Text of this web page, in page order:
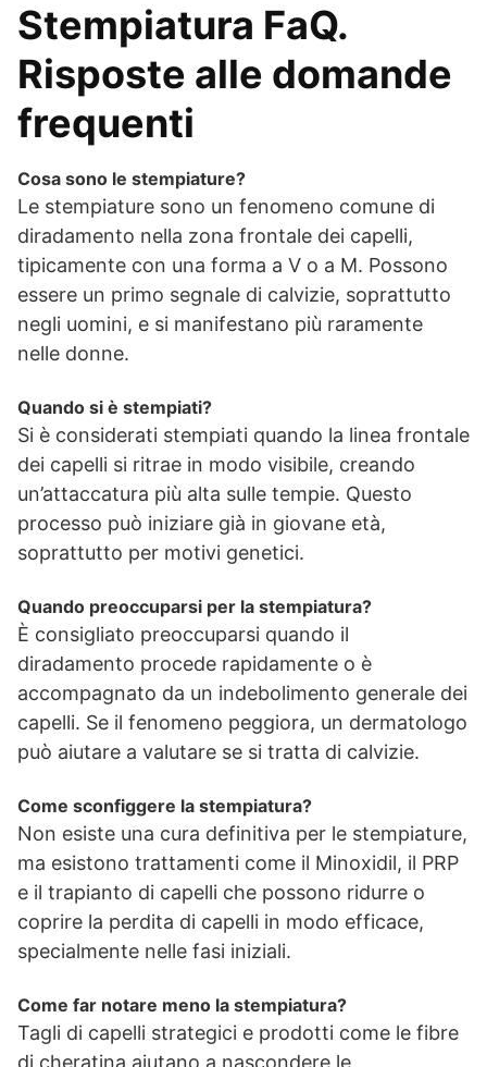
Stempiatura FaQ.
Risposte alle domande
frequenti
Cosa sono le stempiature?
Le stempiature sono un fenomeno comune di
diradamento nella zona frontale dei capelli,
tipicamente con una forma a V o a M. Possono
essere un primo segnale di calvizie, soprattutto
negli uomini, e si manifestano più raramente
nelle donne.
Quando si è stempiati?
Si è considerati stempiati quando la linea frontale
dei capelli si ritrae in modo visibile, creando
un’attaccatura più alta sulle tempie. Questo
processo può iniziare già in giovane età,
soprattutto per motivi genetici.
Quando preoccuparsi per la stempiatura?
È consigliato preoccuparsi quando il
diradamento procede rapidamente o è
accompagnato da un indebolimento generale dei
capelli. Se il fenomeno peggiora, un dermatologo
può aiutare a valutare se si tratta di calvizie.
Come sconfiggere la stempiatura?
Non esiste una cura definitiva per le stempiature,
ma esistono trattamenti come il Minoxidil, il PRP
e il trapianto di capelli che possono ridurre o
coprire la perdita di capelli in modo efficace,
specialmente nelle fasi iniziali.
Come far notare meno la stempiatura?
Tagli di capelli strategici e prodotti come le fibre
di cheratina aiutano a nascondere le